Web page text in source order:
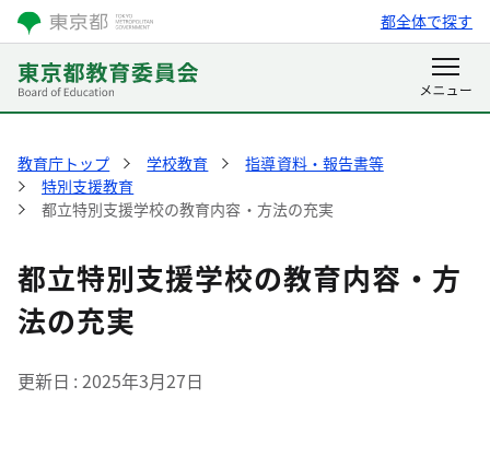
都全体で探す
教育庁トップ 学校教育
指導資料・報告書等
特別支援教育
都立特別支援学校の教育内容・方法の充実
都立特別支援学校の教育内容・方
法の充実
更新日 2025年3月27日